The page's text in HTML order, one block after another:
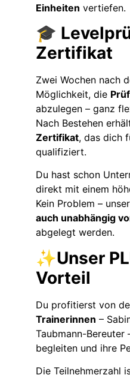
Einheiten vertiefen.
🎓
Zertifikat
Zwei Wochen nach
Möglichkeit, die
abzulegen – ganz
Nach Bestehen
Zertifikat, das dich
qualifiziert.
Du hast schon
direkt mit einem
Kein Problem –
auch unabhängig
abgelegt werden.
✨Unser
Vorteil
Du profitierst von
Trainerinnen –
Taubmann-Bereuter
begleiten und ihre
Die Teilnehmerzahl